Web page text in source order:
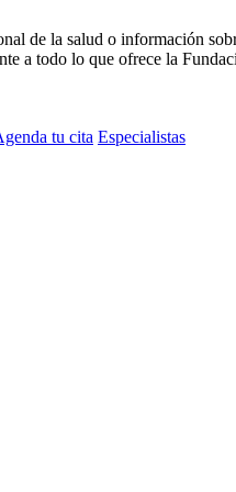
de la salud o información
a todo lo que ofrece la
tu cita Especialistas